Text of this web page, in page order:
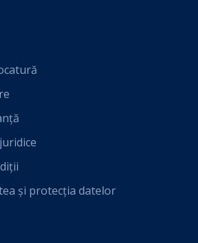
și protecția datelor